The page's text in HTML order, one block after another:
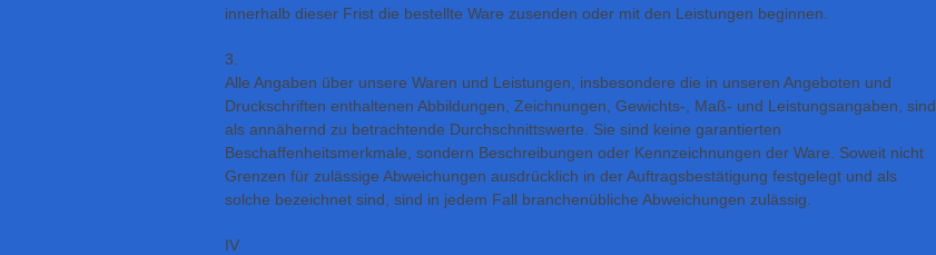
innerhalb dieser Frist die bestellte Ware zusenden oder mit den Leistungen beginnen.
3.
Alle Angaben über unsere Waren und Leistungen, insbesondere die in unseren Angeboten und
Druckschriften enthaltenen Abbildungen, Zeichnungen, Gewichts-, Maß- und Leistungsangaben, sind
als annähernd zu betrachtende Durchschnittswerte. Sie sind keine garantierten
Beschaffenheitsmerkmale, sondern Beschreibungen oder Kennzeichnungen der Ware. Soweit nicht
Grenzen für zulässige Abweichungen ausdrücklich in der Auftragsbestätigung festgelegt und als
solche bezeichnet sind, sind in jedem Fall branchenübliche Abweichungen zulässig.
IV